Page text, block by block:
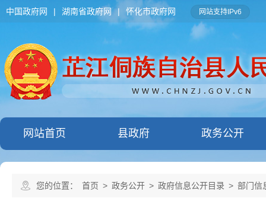
中国政府网 | 湖南省政府网 | 怀化市政府网 网站支持IPv6
网站首页 县政府 政务公开
您的位置： 首页 > 政务公开 > 政府信息公开目录 > 部门信